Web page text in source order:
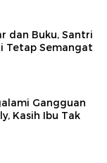
dan Buku, Santri
Tetap Semangat
Gangguan
Kasih Ibu Tak